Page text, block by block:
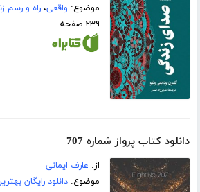
موضوع: واقعی،راه و رسم
۲۳۹ صفحه
دانلود کتاب پرواز شماره 707
از: عارف ایمانی
موضوع:دانلود رایگان